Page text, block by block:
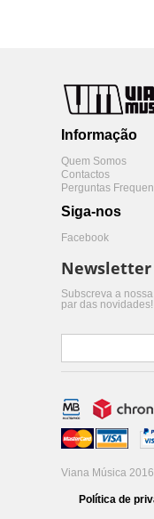
Informação
Quem Somos
Contactos
Perguntas
Siga-nos
Facebook
Newsletter
Subscreva a
par das novidades!
Viana Música
Política de